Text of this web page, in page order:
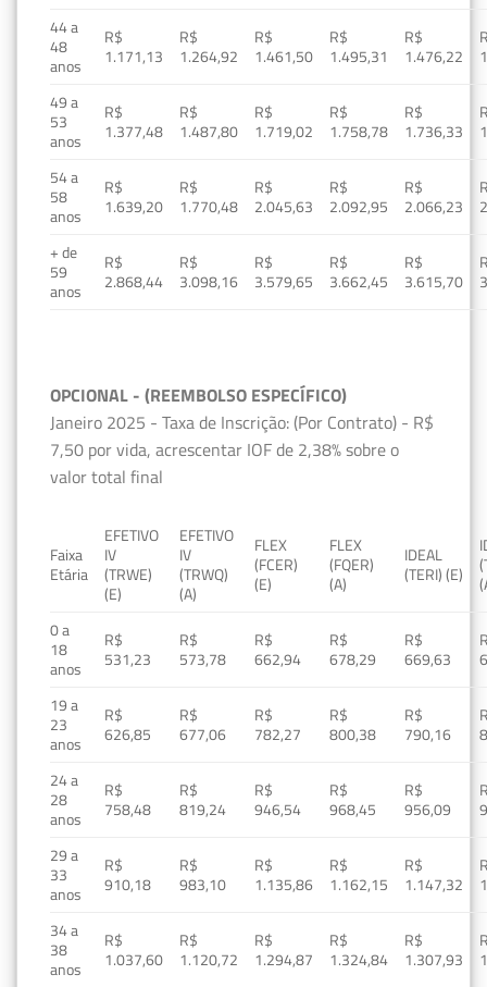
44 a
48
anos
R$
1.171,13
R$
1.264,92
R$
1.461,50
R$
1.495,31
R$
1.476,22
49 a
53
anos
R$
1.377,48
R$
1.487,80
R$
1.719,02
R$
1.758,78
R$
1.736,33
54 a
58
anos
R$
1.639,20
R$
1.770,48
R$
2.045,63
R$
2.092,95
R$
2.066,23
+ de
59
anos
R$
2.868,44
R$
3.098,16
R$
3.579,65
R$
3.662,45
R$
3.615,70
OPCIONAL - (REEMBOLSO ESPECÍFICO)
Janeiro 2025 - Taxa de Inscrição: (Por Contrato) - R$
7,50 por vida, acrescentar IOF de 2,38% sobre o
valor total final
Faixa
Etária
EFETIVO
IV
(TRWE)
(E)
EFETIVO
IV
(TRWQ)
(A)
FLEX
(FCER)
(E)
FLEX
(FQER)
(A)
IDEAL
(TERI) (E)
0 a
18
anos
R$
531,23
R$
573,78
R$
662,94
R$
678,29
R$
669,63
19 a
23
anos
R$
626,85
R$
677,06
R$
782,27
R$
800,38
R$
790,16
24 a
28
anos
R$
758,48
R$
819,24
R$
946,54
R$
968,45
R$
956,09
29 a
33
anos
R$
910,18
R$
983,10
R$
1.135,86
R$
1.162,15
R$
1.147,32
34 a
38
anos
R$
1.037,60
R$
1.120,72
R$
1.294,87
R$
1.324,84
R$
1.307,93